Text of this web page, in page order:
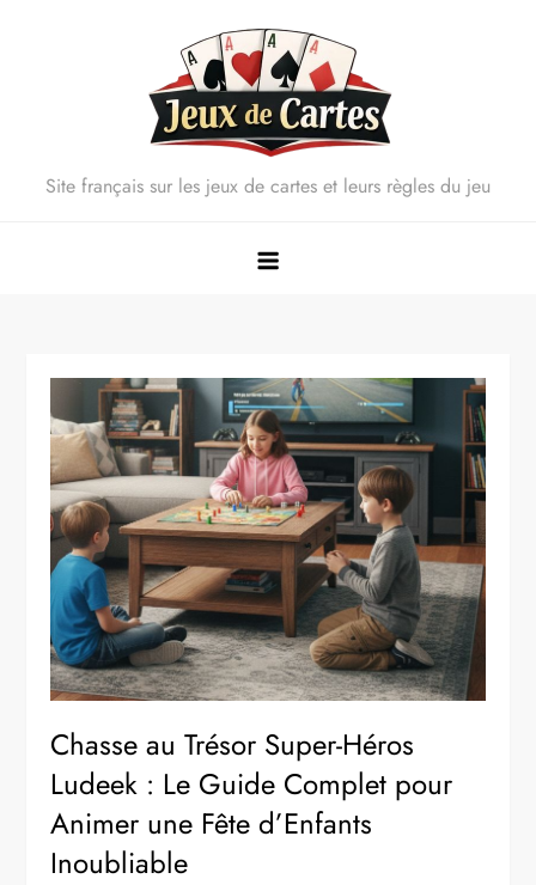
Site français sur les jeux de cartes et leurs règles du jeu
Chasse au Trésor Super-Héros
Ludeek : Le Guide Complet pour
Animer une Fête d’Enfants
Inoubliable